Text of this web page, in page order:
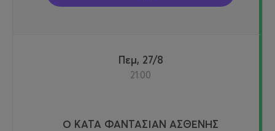
Πεμ, 27/8
21:00
Ο ΚΑΤΑ ΦΑΝΤΑΣΙΑΝ ΑΣΘΕΝΗΣ